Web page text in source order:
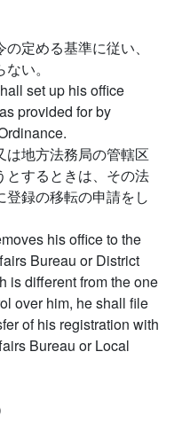
定める基準に従い、
い。
set up his office
provided for by
地方法務局の管轄区
とするときは、その法
録の移転の申請をし
his office to the
Bureau or District
is different from the one
over him, he shall file
of his registration with
Bureau or Local